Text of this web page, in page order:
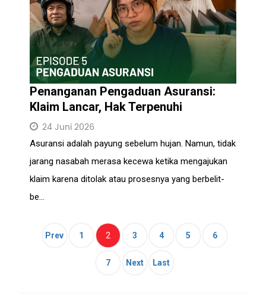
Penanganan Pengaduan Asuransi:
Klaim Lancar, Hak Terpenuhi
24 Juni 2026
Asuransi adalah payung sebelum hujan. Namun, tidak
jarang nasabah merasa kecewa ketika mengajukan
klaim karena ditolak atau prosesnya yang berbelit-
be...
Prev 1 2(current)
3 4 5 6
7 Next Last